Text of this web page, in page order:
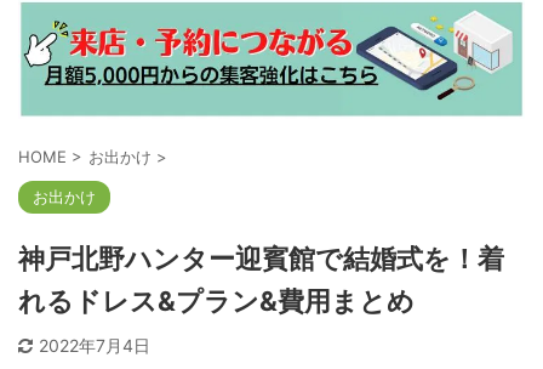
HOME > お出かけ >
お出かけ
神戸北野ハンター迎賓館で結婚式を！着
れるドレス&プラン&費用まとめ
2022年7月4日